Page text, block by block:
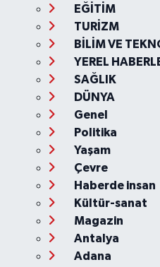
EĞİTİM
TURİZM
BİLİM VE
YEREL
SAĞLIK
DÜNYA
Genel
Politika
Yaşam
Çevre
Haberde insan
Kültür-sanat
Magazin
Antalya
Adana